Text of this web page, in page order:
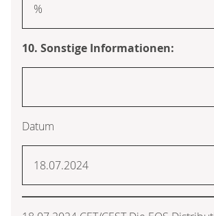
%
10. Sonstige Informationen:
Datum
18.07.2024